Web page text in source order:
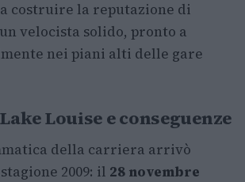
costruire la reputazione di
velocista solido, pronto a
nei piani alti delle gare
Louise e conseguenze
della carriera arrivò
2009: il 28 novembre